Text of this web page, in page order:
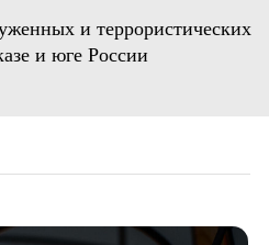
и террористических
и юге России